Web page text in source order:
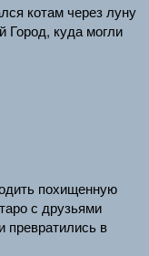
котам через луну
Город, куда могли
похищенную
с друзьями
превратились в